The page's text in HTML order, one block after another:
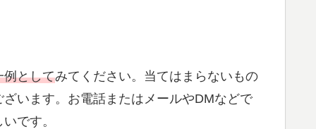
例としてみてください。当てはまらないもの
います。お電話またはメールやDMなどで
です。